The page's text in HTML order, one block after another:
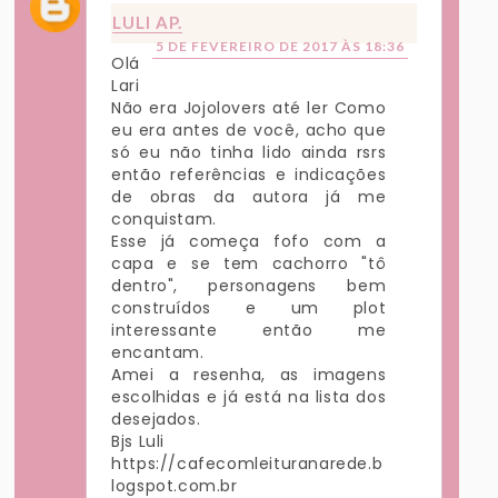
LULI AP.
5 DE FEVEREIRO DE 2017 ÀS 18:36
Olá
Lari
Não era Jojolovers até ler Como
eu era antes de você, acho que
só eu não tinha lido ainda rsrs
então referências e indicações
de obras da autora já me
conquistam.
Esse já começa fofo com a
capa e se tem cachorro "tô
dentro", personagens bem
construídos e um plot
interessante então me
encantam.
Amei a resenha, as imagens
escolhidas e já está na lista dos
desejados.
Bjs Luli
https://cafecomleituranarede.b
logspot.com.br